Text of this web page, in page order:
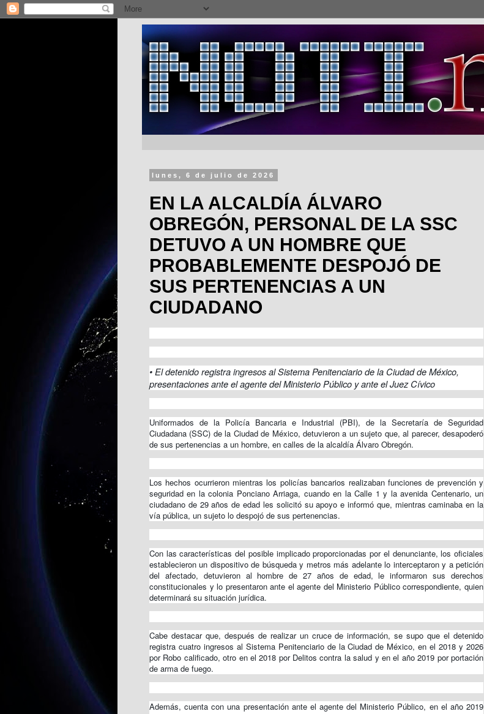
lunes, 6 de julio de 2026
EN LA ALCALDÍA ÁLVARO
OBREGÓN, PERSONAL DE LA SSC
DETUVO A UN HOMBRE QUE
PROBABLEMENTE DESPOJÓ DE
SUS PERTENENCIAS A UN
CIUDADANO
• El detenido registra ingresos al Sistema Penitenciario de la Ciudad de México,
presentaciones ante el agente del Ministerio Público y ante el Juez Cívico
Uniformados de la Policía Bancaria e Industrial (PBI), de la Secretaría de Seguridad
Ciudadana (SSC) de la Ciudad de México, detuvieron a un sujeto que, al parecer, desapoderó
de sus pertenencias a un hombre, en calles de la alcaldía Álvaro Obregón.
Los hechos ocurrieron mientras los policías bancarios realizaban funciones de prevención y
seguridad en la colonia Ponciano Arriaga, cuando en la Calle 1 y la avenida Centenario, un
ciudadano de 29 años de edad les solicitó su apoyo e informó que, mientras caminaba en la
vía pública, un sujeto lo despojó de sus pertenencias.
Con las características del posible implicado proporcionadas por el denunciante, los oficiales
establecieron un dispositivo de búsqueda y metros más adelante lo interceptaron y a petición
del afectado, detuvieron al hombre de 27 años de edad, le informaron sus derechos
constitucionales y lo presentaron ante el agente del Ministerio Público correspondiente, quien
determinará su situación jurídica.
Cabe destacar que, después de realizar un cruce de información, se supo que el detenido
registra cuatro ingresos al Sistema Penitenciario de la Ciudad de México, en el 2018 y 2026
por Robo calificado, otro en el 2018 por Delitos contra la salud y en el año 2019 por portación
de arma de fuego.
Además, cuenta con una presentación ante el agente del Ministerio Público, en el año 2019